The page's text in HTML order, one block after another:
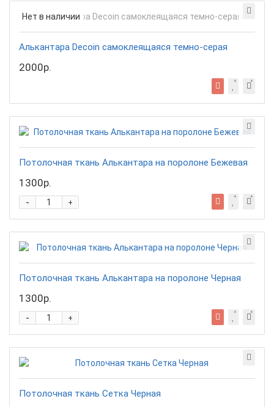
Нет в наличии
Алькантара Decoin самоклеящаяся темно-серая
2000р.
Потолочная ткань Алькантара на поролоне Бежевая
1300р.
+
-
Потолочная ткань Алькантара на поролоне Черная
1300р.
+
-
Потолочная ткань Сетка Черная